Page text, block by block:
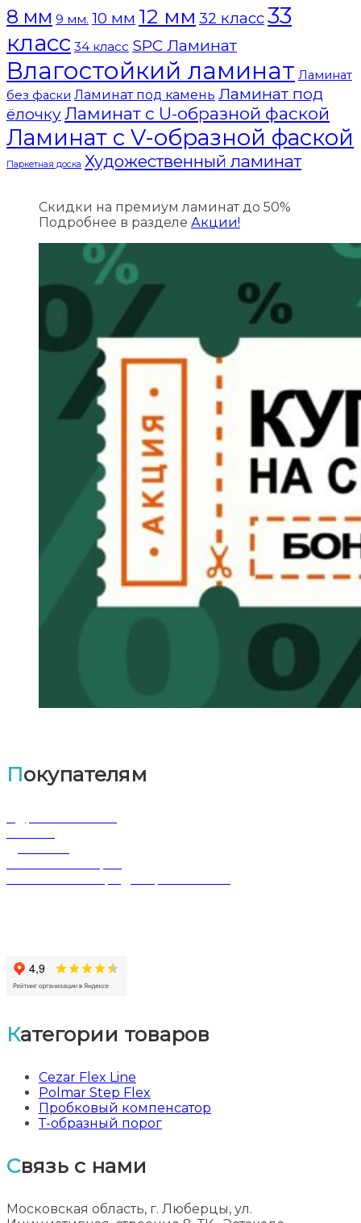
8 мм 9 мм. 10 мм 12 мм 32 класс33
класс 34 класс SPC Ламинат
Влагостойкий ламинат Ламинат
без фаски Ламинат под камень Ламинат под
ёлочкуЛаминат с U-образной фаской
Ламинат с V-образной фаской
Паркетная доска Художественный ламинат
Скидки на премиум ламинат до 50%
Подробнее в разделе Акции!
Покупателям
Категории товаров
Cezar Flex Line
Polmar Step Flex
Пробковый компенсатор
Т-образный порог
Связь с нами
Московская область, г. Люберцы, ул.